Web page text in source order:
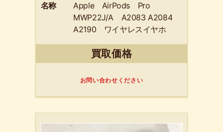
名称
Apple AirPods Pro
MWP22J/A A2083 A2084
A2190 ワイヤレスイヤホ
お客様からお買取りさせて
頂きました。【質預かり+買
取りのリサイクルマート熊
買取価格
お問い合わせください